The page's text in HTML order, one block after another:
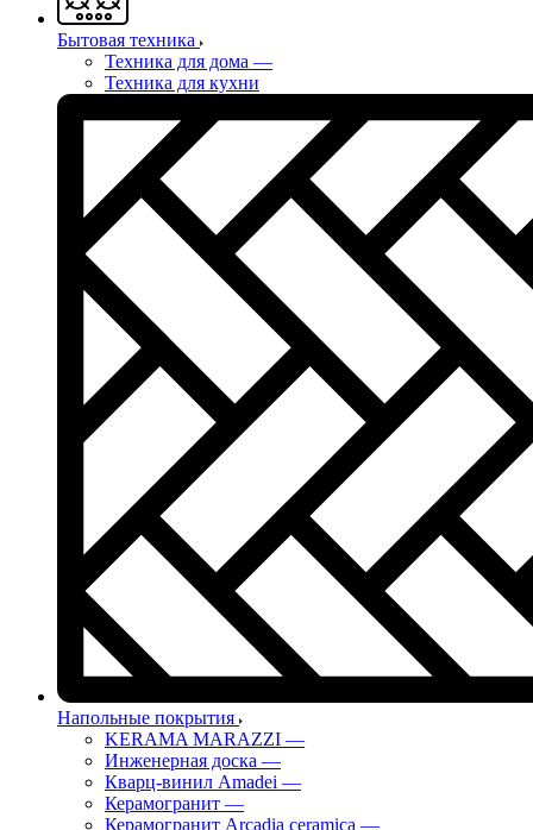
Бытовая техника
Техника для дома —
Техника для кухни
Напольные покрытия
KERAMA MARAZZI —
Инженерная доска —
Кварц-винил Amadei —
Керамогранит —
Керамогранит Arcadia ceramica —